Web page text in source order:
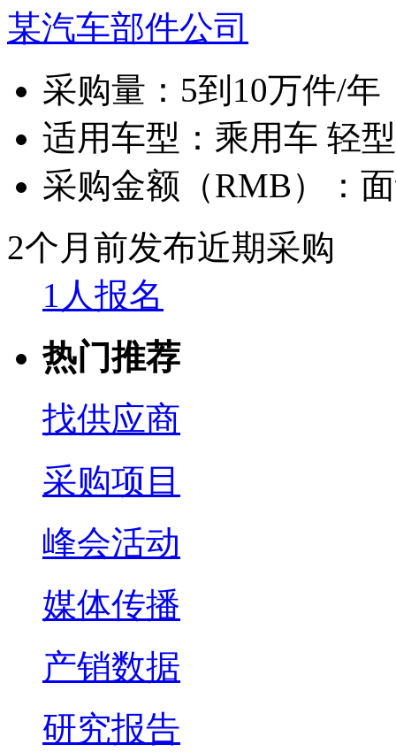
某汽车部件公司
采购量： 5到10万件/年
适用车型： 乘用车 轻
采购金额（RMB）：
2个月前发布近期采购
1人报名
热门推荐
找供应商
采购项目
峰会活动
媒体传播
产销数据
研究报告